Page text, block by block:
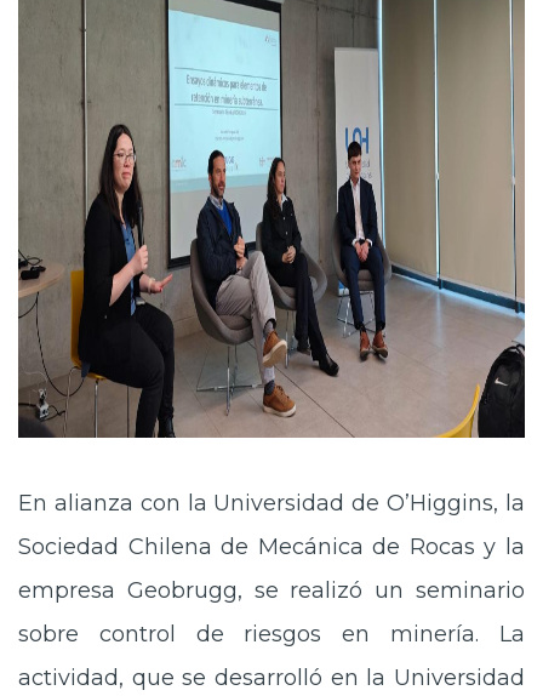
En alianza con la Universidad de O’Higgins, la
Sociedad Chilena de Mecánica de Rocas y la
empresa Geobrugg, se realizó un seminario
sobre control de riesgos en minería. La
actividad, que se desarrolló en la Universidad